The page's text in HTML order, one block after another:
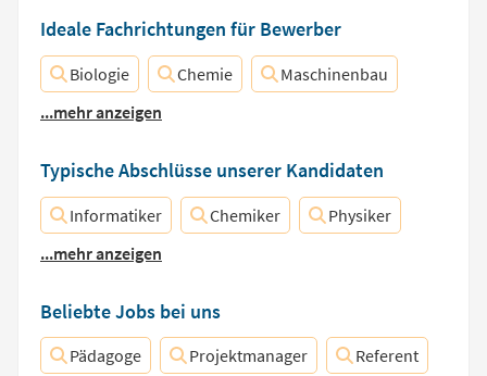
Ideale Fachrichtungen für Bewerber
Biologie Chemie
Maschinenbau
...mehr anzeigen
Typische Abschlüsse unserer Kandidaten
Informatiker Chemiker
Physiker
...mehr anzeigen
Beliebte Jobs bei uns
Pädagoge Projektmanager
Referent